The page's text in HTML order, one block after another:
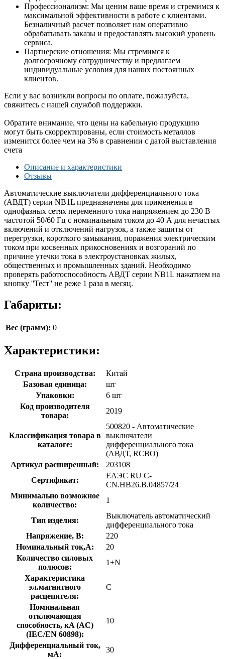
Профессионализм: Мы ценим ваше время и стремимся к
максимальной эффективности в работе с клиентами.
Безналичный расчет позволяет нам оперативно
обрабатывать заказы и предоставлять высокий уровень
сервиса.
Партнерские отношения: Мы стремимся к
долгосрочному сотрудничеству и предлагаем
индивидуальные условия для наших постоянных
клиентов.
Если у вас возникли вопросы по оплате, пожалуйста,
свяжитесь с нашей службой поддержки.
Обратите внимание, что цены на кабельную продукцию
могут быть скорректированы, если стоимость металлов
изменится более чем на 3% в сравнении с датой выставления
счета
Описание и характеристики
Отзывы
Автоматические выключатели дифференциального тока
(АВДТ) серии NB1L предназначены для применения в
однофазных сетях переменного тока напряжением до 230 В
частотой 50/60 Гц с номинальным током до 40 А для нечастых
включений и отключений нагрузок, а также защиты от
перегрузки, короткого замыкания, поражения электрическим
током при косвенных прикосновениях и возгораний по
причине утечки тока в электроустановках жилых,
общественных и промышленных зданий. Необходимо
проверять работоспособность АВДТ серии NB1L нажатием на
кнопку ''Тест'' не реже 1 раза в месяц.
Габариты:
Вес (грамм): 0
Характеристики:
Страна производства:
Китай
Базовая единица:
шт
Упаковки:
6 шт
Код производителя
товара:
2019
Классификация товара в
каталоге:
500820 - Автоматические
выключатели
дифференциального тока
(АВДТ, RCBO)
Артикул расширенный:
203108
Сертификат:
ЕАЭС RU С-
CN.НВ26.В.04857/24
Минимально возможное
количество:
1
Тип изделия:
Выключатель автоматический
дифференциального тока
Напряжение, В:
220
Номинальный ток,А:
20
Количество силовых
полюсов:
1+N
Характеристика
эл.магнитного
расцепителя:
C
Номинальная
отключающая
способность, кA (AC)
(IEC/EN 60898):
10
Дифференциальный ток,
мА:
30